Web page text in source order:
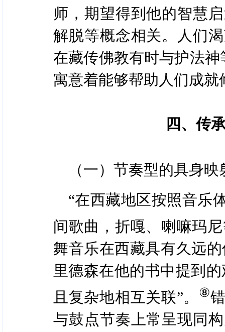
师，期望得到他的智慧
解脱等概念相关。人们
在藏传佛教有时与护法神
寓意着能够帮助人们成就
四、传
（一）节奏型的具身映
“在西藏地区按照音乐
间歌曲，折嘎、喇嘛玛
舞音乐在西藏具有久远
里德森在他的书中提到
且复杂地相互关联”。
⑧
与鼓点节奏上常呈现同